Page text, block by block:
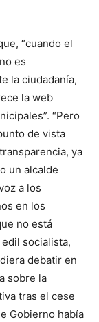
“cuando el
es
la ciudadanía,
la web
“Pero
de vista
ya
un alcalde
a los
en los
no está
socialista,
debatir en
sobre la
tras el cese
Gobierno había